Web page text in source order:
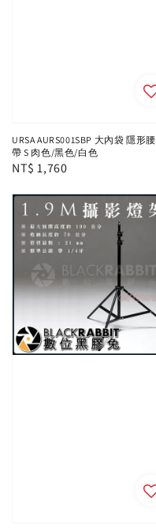
URSA AURS001SBP 大內袋 隱形腰
帶 S 肉色/黑色/白色
Regular
NT$ 1,760